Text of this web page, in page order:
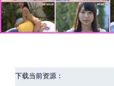
下载当前资源：